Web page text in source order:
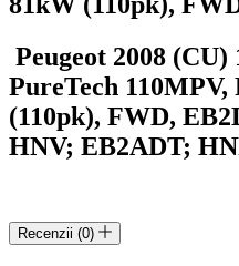
Peugeot 2008 (CU)
PureTech 110MPV,
(110pk), FWD,
HNV; EB2ADT;
Recenzii (0)